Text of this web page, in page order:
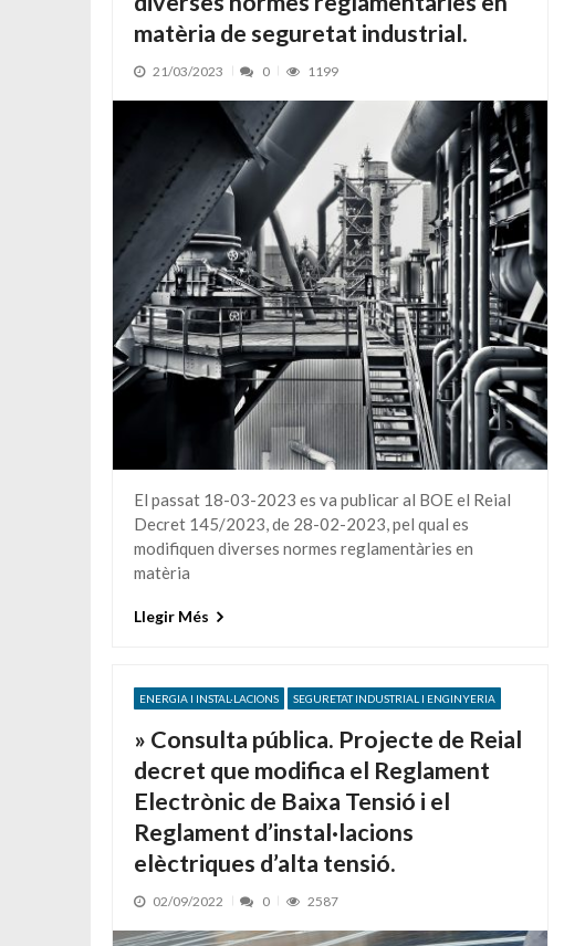
matèria de seguretat industrial.
21/03/2023 0 1199
El passat 18-03-2023 es va publicar al BOE el Reial
Decret 145/2023, de 28-02-2023, pel qual es
modifiquen diverses normes reglamentàries en
matèria
Llegir Més
ENERGIA I INSTAL·LACIONS SEGURETAT INDUSTRIAL I ENGINYERIA
» Consulta pública. Projecte de Reial
decret que modifica el Reglament
Electrònic de Baixa Tensió i el
Reglament d’instal·lacions
elèctriques d’alta tensió.
02/09/2022 0 2587